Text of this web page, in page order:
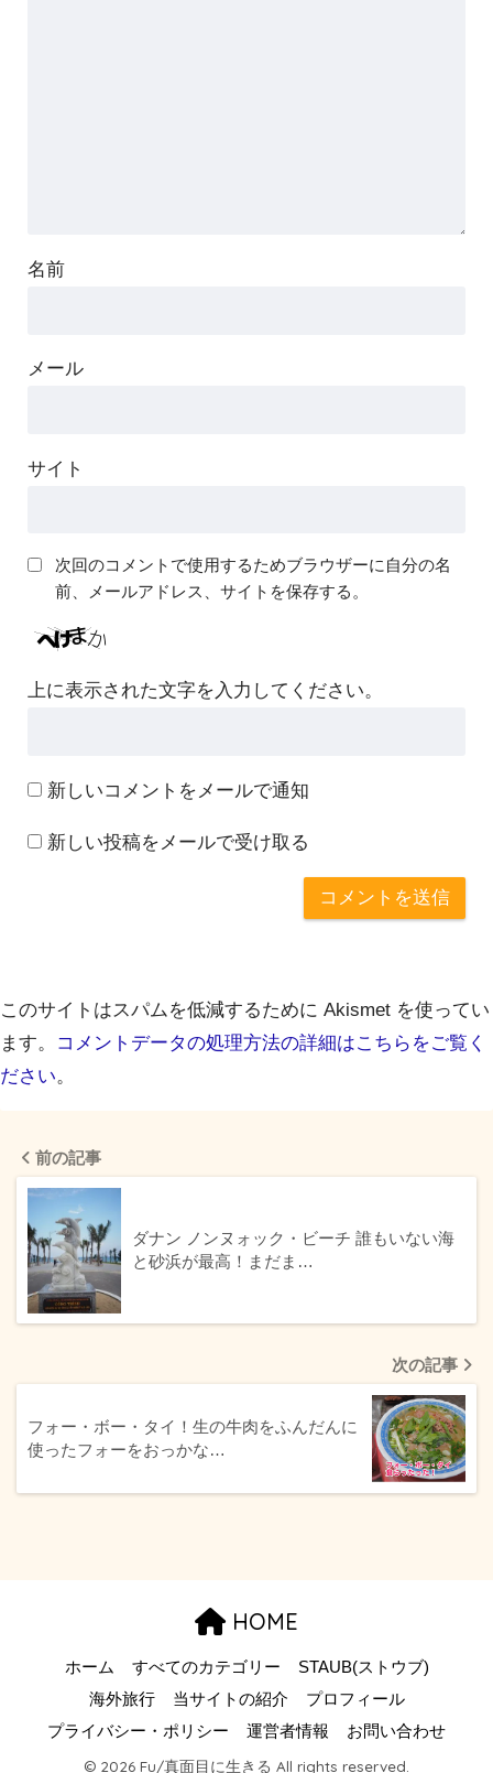
名前
メール
サイト
次回のコメントで使用するためブラウザーに自分の名
前、メールアドレス、サイトを保存する。
上に表示された文字を入力してください。
新しいコメントをメールで通知
新しい投稿をメールで受け取る
このサイトはスパムを低減するために Akismet を使ってい
ます。
コメントデータの処理方法の詳細はこちらをご覧く
ださい。
前の記事
ダナン ノンヌォック・ビーチ 誰もいない海
と砂浜が最高！まだま…
次の記事
フォー・ボー・タイ！生の牛肉をふんだんに
使ったフォーをおっかな…
HOME
ホーム すべてのカテゴリー
STAUB(ストウブ)
海外旅行
当サイトの紹介
プロフィール
プライバシー・ポリシー
運営者情報 お問い合わせ
© 2026 Fu/真面目に生きる All rights reserved.